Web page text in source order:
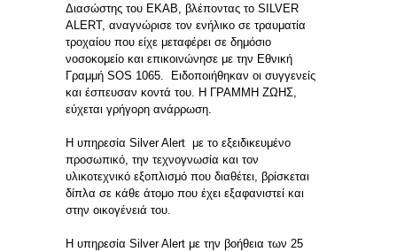
Διασώστης του ΕΚΑΒ, βλέποντας το SILVER
ALERT, αναγνώρισε τον ενήλικο σε τραυματία
τροχαίου που είχε μεταφέρει σε δημόσιο
νοσοκομείο και επικοινώνησε με την Εθνική
Γραμμή SOS 1065. Ειδοποιήθηκαν οι συγγενείς
και έσπευσαν κοντά του. Η ΓΡΑΜΜΗ ΖΩΗΣ,
εύχεται γρήγορη ανάρρωση.
Η υπηρεσία Silver Alert με το εξειδικευμένο
προσωπικό, την τεχνογνωσία και τον
υλικοτεχνικό εξοπλισμό που διαθέτει, βρίσκεται
δίπλα σε κάθε άτομο που έχει εξαφανιστεί και
στην οικογένειά του.
Η υπηρεσία Silver Alert με την βοήθεια των 25